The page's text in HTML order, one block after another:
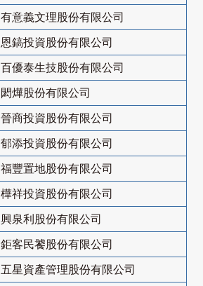
有意義文理股份有限公司
恩鎬投資股份有限公司
百優泰生技股份有限公司
閎燁股份有限公司
晉商投資股份有限公司
郁添投資股份有限公司
福豐置地股份有限公司
樺祥投資股份有限公司
興泉利股份有限公司
鉅客民饕股份有限公司
五星資產管理股份有限公司